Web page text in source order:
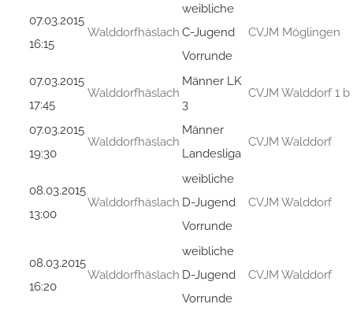
07.03.2015
16:15
Walddorfhäslach
weibliche
C-Jugend
Vorrunde
CVJM Möglingen
07.03.2015
17:45
Walddorfhäslach
Männer LK
3
CVJM Walddorf 1 b
07.03.2015
19:30
Walddorfhäslach
Männer
Landesliga
CVJM Walddorf
08.03.2015
13:00
Walddorfhäslach
weibliche
D-Jugend
Vorrunde
CVJM Walddorf
08.03.2015
16:20
Walddorfhäslach
weibliche
D-Jugend
Vorrunde
CVJM Walddorf